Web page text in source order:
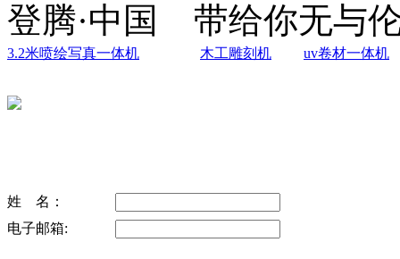
登腾·中国 带给你无与
3.2米喷绘写真一体机 木工雕刻机 uv卷材一体机
姓 名：
电子邮箱: